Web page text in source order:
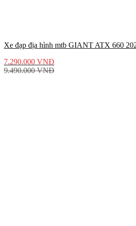
Xe đạp địa hình mtb GIANT ATX 660
7.290.000 VNĐ
9.490.000VNĐ